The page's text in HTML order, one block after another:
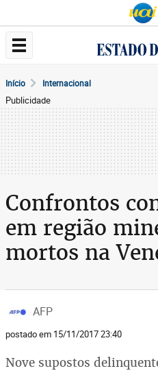
Início Internacional
Publicidade
Confrontos
em região
mortos na
AFP
postado em 15/11/2017 23:40
Nove supostos